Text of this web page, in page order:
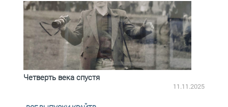
Четверть века спустя
11.11.2025